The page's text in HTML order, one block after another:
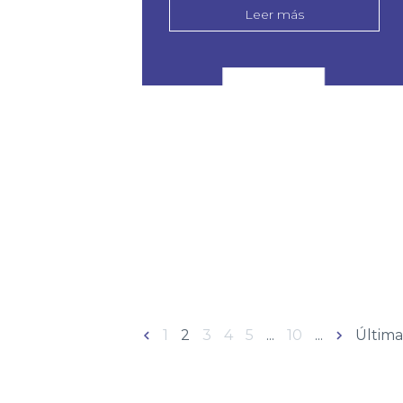
Leer más
« 1 2 3 4 5 ... 10 ... » Última